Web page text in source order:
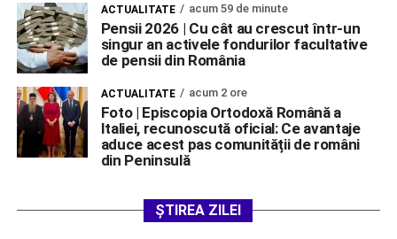
ACTUALITATE acum 59 de minute
Pensii 2026 | Cu cât au crescut într-un
singur an activele fondurilor facultative
de pensii din România
ACTUALITATE acum 2 ore
Foto | Episcopia Ortodoxă Română a
Italiei, recunoscută oficial: Ce avantaje
aduce acest pas comunității de români
din Peninsulă
ȘTIREA ZILEI